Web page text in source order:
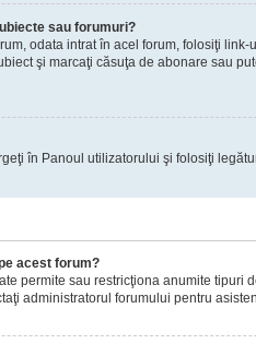
sau forumuri?
odata intrat în acel forum, folosiţi
şi marcaţi căsuţa de abonare sau
în Panoul utilizatorului şi folosiţi
acest forum?
permite sau restricţiona anumite tipuri
administratorul forumului pentru